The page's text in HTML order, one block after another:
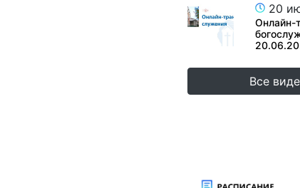
20
Онлайн-
Все